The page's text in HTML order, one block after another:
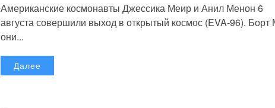
Американские космонавты Джессика Меир и Анил Менон 6
августа совершили выход в открытый космос (EVA-96).
они...
Далее